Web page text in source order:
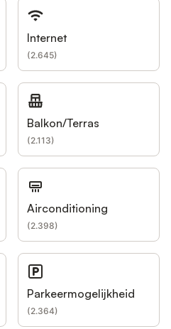
Internet
(2.645)
Balkon/Terras
(2.113)
Airconditioning
(2.398)
Parkeermogelijkheid
(2.364)